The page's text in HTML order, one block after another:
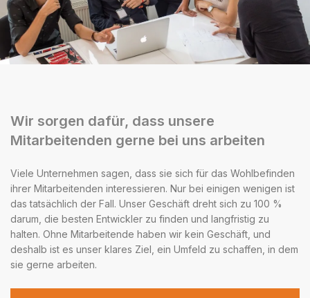
Wir sorgen dafür, dass unsere
Mitarbeitenden gerne bei uns arbeiten
Viele Unternehmen sagen, dass sie sich für das Wohlbefinden
ihrer Mitarbeitenden interessieren. Nur bei einigen wenigen ist
das tatsächlich der Fall. Unser Geschäft dreht sich zu 100 %
darum, die besten Entwickler zu finden und langfristig zu
halten. Ohne Mitarbeitende haben wir kein Geschäft, und
deshalb ist es unser klares Ziel, ein Umfeld zu schaffen, in dem
sie gerne arbeiten.